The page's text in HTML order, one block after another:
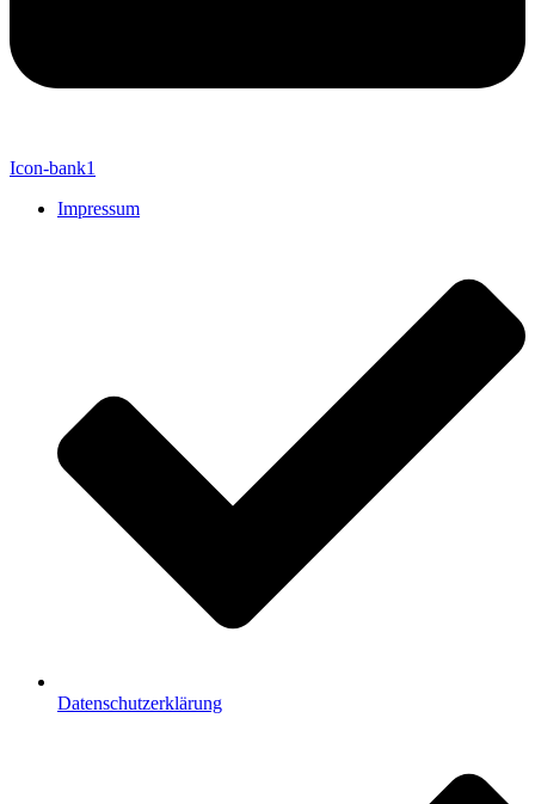
Icon-bank1
Impressum
Datenschutzerklärung